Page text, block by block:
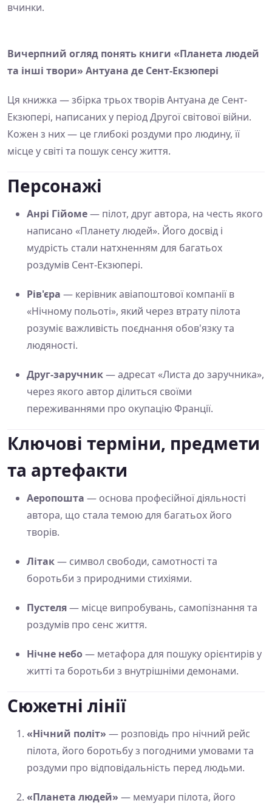
вчинки.
Вичерпний огляд понять книги «Планета людей
та інші твори» Антуана де Сент-Екзюпері
Ця книжка — збірка трьох творів Антуана де Сент-
Екзюпері, написаних у період Другої світової війни.
Кожен з них — це глибокі роздуми про людину, її
місце у світі та пошук сенсу життя.
Персонажі
Анрі Гійоме— пілот, друг автора, на честь якого
написано «Планету людей». Його досвід і
мудрість стали натхненням для багатьох
роздумів Сент-Екзюпері.
Рів'єра — керівник авіапоштової компанії в
«Нічному польоті», який через втрату пілота
розуміє важливість поєднання обов'язку та
людяності.
Друг-заручник— адресат «Листа до заручника»,
через якого автор ділиться своїми
переживаннями про окупацію Франції.
Ключові терміни, предмети
та артефакти
Аеропошта — основа професійної діяльності
автора, що стала темою для багатьох його
творів.
Літак— символ свободи, самотності та
боротьби з природними стихіями.
Пустеля— місце випробувань, самопізнання та
роздумів про сенс життя.
Нічне небо— метафора для пошуку орієнтирів у
житті та боротьби з внутрішніми демонами.
Сюжетні лінії
«Нічний політ» — розповідь про нічний рейс
пілота, його боротьбу з погодними умовами та
роздуми про відповідальність перед людьми.
«Планета людей» — мемуари пілота, його